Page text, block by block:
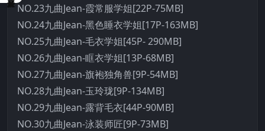
NO.23九曲Jean-霞常服学姐[22P-75MB]
NO.24九曲Jean-黑色睡衣学姐[17P-163MB]
NO.25九曲Jean-毛衣学姐[45P- 290MB]
NO.26九曲Jean-眶衣学姐[13P-68MB]
NO.27九曲Jean-旗袍独角兽[9P-54MB]
NO.28九曲Jean-玉玲珑[9P-134MB]
NO.29九曲Jean-露背毛衣[44P-90MB]
NO.30九曲Jean-泳装师匠[9P-73MB]